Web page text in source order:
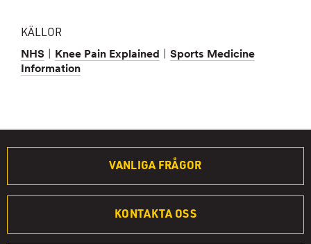
KÄLLOR
NHS | Knee Pain Explained | Sports Medicine
Information
VANLIGA FRÅGOR
KONTAKTA OSS